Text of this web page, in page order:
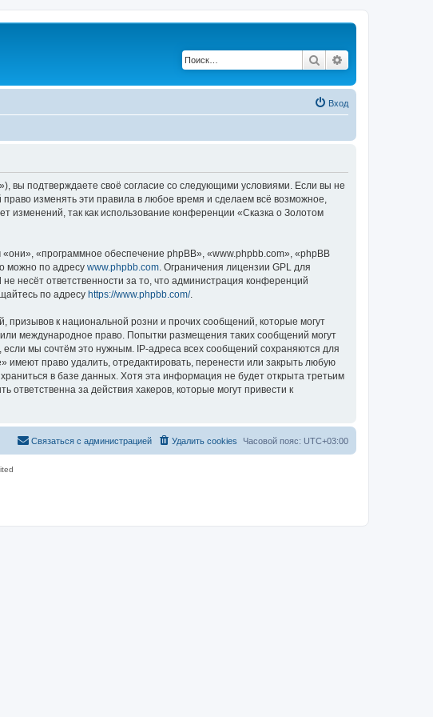
Поиск
Вход
вы подтверждаете своё согласие со следующими условиями. Если вы не
изменять эти правила в любое время и сделаем всё возможное,
изменений, так как использование конференции «Сказка о Золотом
«программное обеспечение phpBB», «www.phpbb.com», «phpBB
можно по адресу www.phpbb.com . Ограничения лицензии GPL для
несёт ответственности за то, что администрация конференций
по адресу https://www.phpbb.com/.
к национальной розни и прочих сообщений, которые могут
международное право. Попытки размещения таких сообщений могут
мы сочтём это нужным. IP-адреса всех сообщений сохраняются для
право удалить, отредактировать, перенести или закрыть любую
в базе данных. Хотя эта информация не будет открыта третьим
за действия хакеров, которые могут привести к
Часовой пояс: UTC+03:00
Удалить cookies
Связаться с администрацией